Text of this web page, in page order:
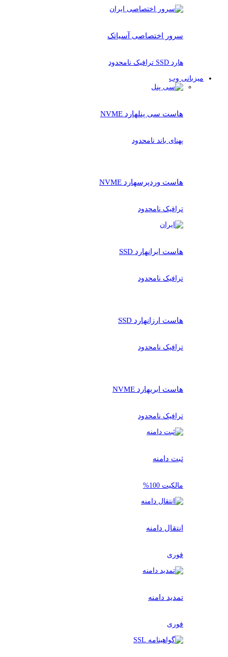
سرور اختصاصی آسیاتک
هارد SSD ترافیک نامحدود
میزبانی وب
هاست سی پنلهارد NVME
پهنای باند نامحدود
هاست وردپرسهارد NVME
ترافیک نامحدود
هاست ایرانهارد SSD
ترافیک نامحدود
هاست ارزانهارد SSD
ترافیک نامحدود
هاست ابریهارد NVME
ترافیک نامحدود
ثبت دامنه
مالکیت 100%
انتقال دامنه
فوری
تمدید دامنه
فوری